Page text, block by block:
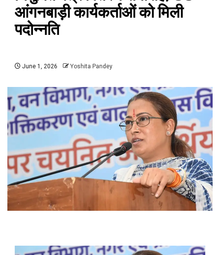
आंगनबाड़ी कार्यकर्ताओं को मिली
पदोन्नति
June 1, 2026 Yoshita Pandey